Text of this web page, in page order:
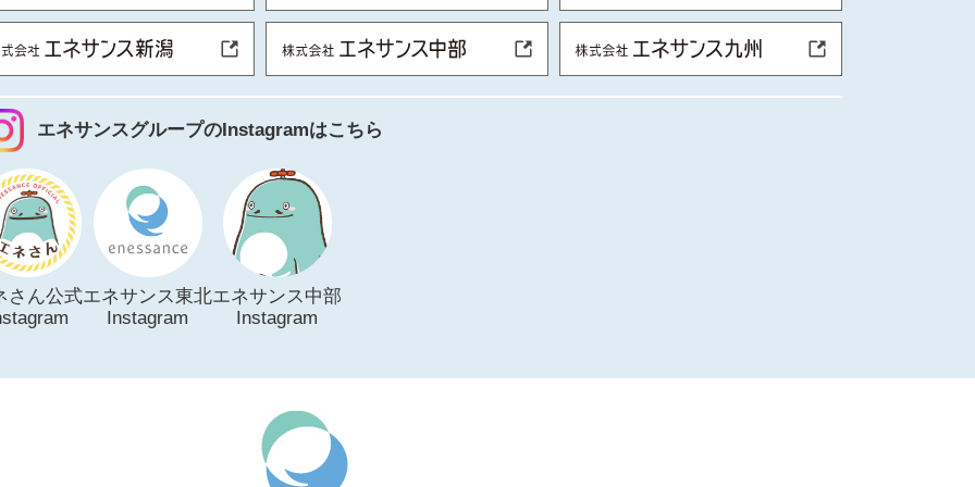
エネサンスグループのInstagramはこちら
さん公式エネサンス東北
Instagram
エネサンス中部
Instagram